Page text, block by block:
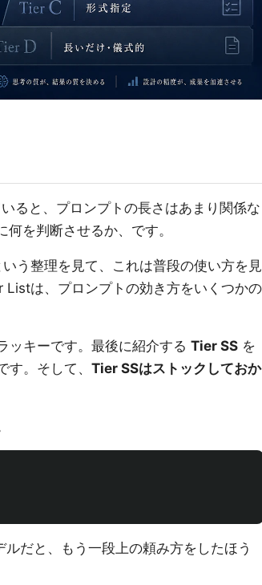
ると、プロンプトの長さはあまり関係な
を判断させるか、です。
いう整理を見て、これは普段の使い方を見
は、プロンプトの効き方をいくつかの
ッキーです。最後に紹介する Tier SS を
。そして、 Tier SSはストックしておか
だと、もう一段上の頼み方をしたほう